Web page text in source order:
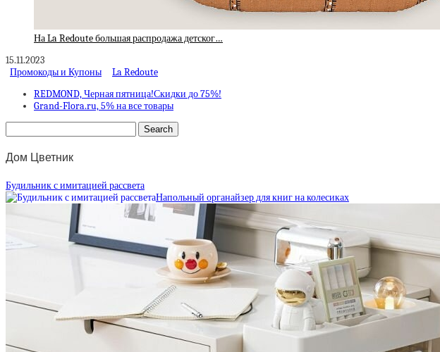
На La Redoute большая распродажа детског…
15.11.2023
Промокоды и Купоны
La Redoute
REDMOND, Черная пятница!Скидки до 75%!
Grand-Flora.ru, 5% на все товары
Дом Цветник
Будильник с имитацией рассвета
Напольный органайзер для книг на колесиках